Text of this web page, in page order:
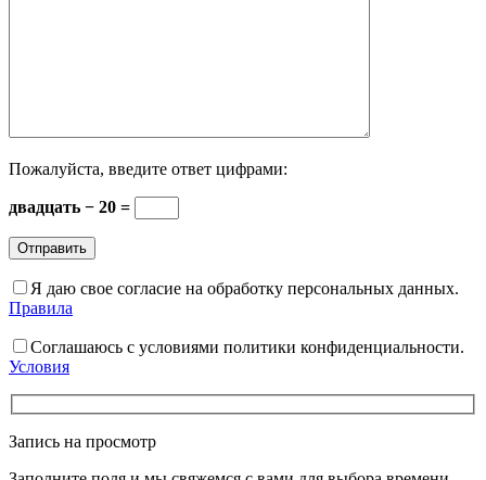
Пожалуйста, введите ответ цифрами:
двадцать − 20 =
Я даю свое согласие на обработку персональных данных.
Правила
Соглашаюсь с условиями политики конфиденциальности.
Условия
Запись на просмотр